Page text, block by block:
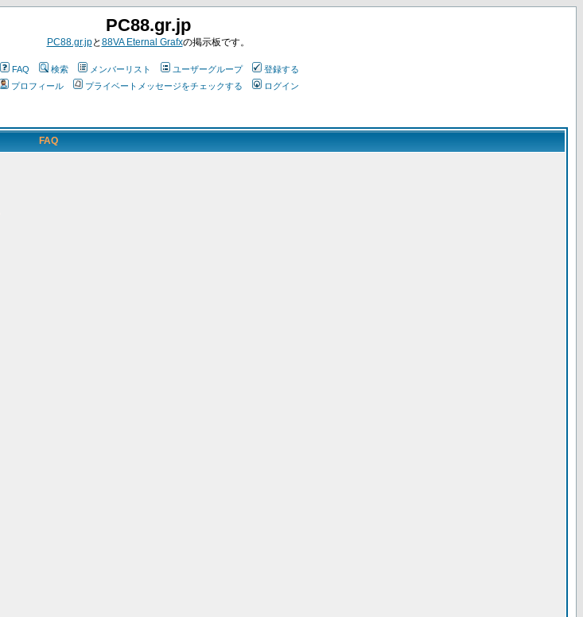
PC88.gr.jp
PC88.gr.jpと88VA Eternal Grafxの掲示板です。
FAQ 検索 メンバーリスト ユーザーグループ
登録する
プロフィール
プライベートメッセージをチェックする ログイン
FAQ